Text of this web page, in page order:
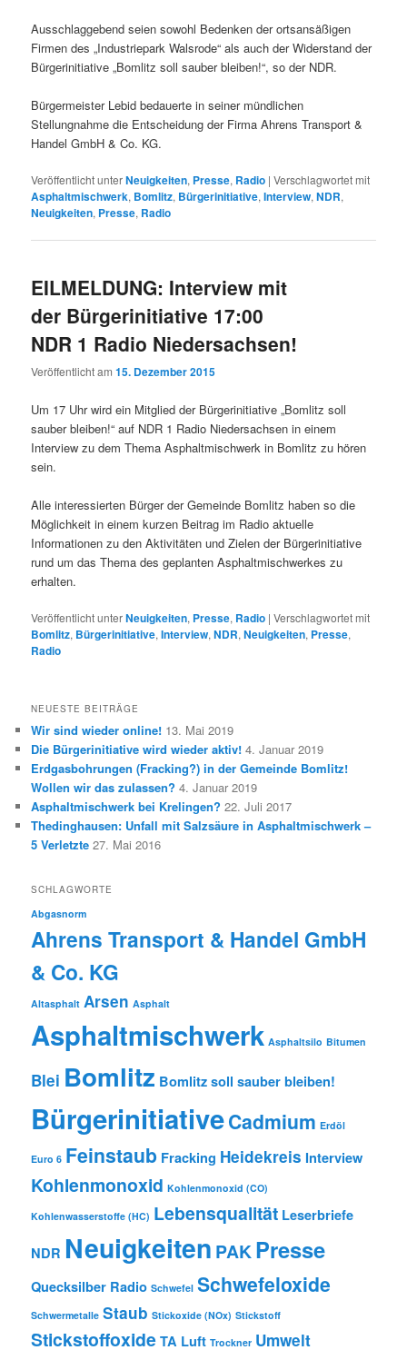
Ausschlaggebend seien sowohl Bedenken der ortsansäßigen
Firmen des „Industriepark Walsrode“ als auch der Widerstand der
Bürgerinitiative „Bomlitz soll sauber bleiben!“, so der NDR.
Bürgermeister Lebid bedauerte in seiner mündlichen
Stellungnahme die Entscheidung der FirmaAhrens Transport &
Handel GmbH & Co. KG.
Veröffentlicht unterNeuigkeiten, Presse, Radio |Verschlagwortet mit
Asphaltmischwerk, Bomlitz, Bürgerinitiative,Interview,NDR,
Neuigkeiten, Presse, Radio
EILMELDUNG: Interview mit
der Bürgerinitiative 17:00
NDR 1 Radio Niedersachsen!
Veröffentlicht am15. Dezember 2015
Um 17 Uhr wird ein Mitglied der Bürgerinitiative „Bomlitz soll
sauber bleiben!“ auf NDR 1 Radio Niedersachsen in einem
Interview zu dem Thema Asphaltmischwerk in Bomlitz zu hören
sein.
Alle interessierten Bürger der Gemeinde Bomlitz haben so die
Möglichkeit in einem kurzen Beitrag im Radio aktuelle
Informationen zu den Aktivitäten und Zielen der Bürgerinitiative
rund um das Thema des geplanten Asphaltmischwerkes zu
erhalten.
Veröffentlicht unterNeuigkeiten, Presse, Radio |Verschlagwortet mit
Bomlitz, Bürgerinitiative,Interview,NDR,Neuigkeiten, Presse,
Radio
NEUESTE BEITRÄGE
Wir sind wieder online! 13. Mai 2019
Die Bürgerinitiative wird wieder aktiv! 4. Januar 2019
Erdgasbohrungen (Fracking?) in der Gemeinde Bomlitz!
Wollen wir das zulassen? 4. Januar 2019
Asphaltmischwerk bei Krelingen? 22. Juli 2017
Thedinghausen: Unfall mit Salzsäure in Asphaltmischwerk –
5 Verletzte 27. Mai 2016
SCHLAGWORTE
Abgasnorm
Ahrens Transport & Handel GmbH
& Co. KG
Altasphalt Arsen Asphalt
Asphaltmischwerk Asphaltsilo Bitumen
Blei Bomlitz Bomlitz soll sauber bleiben!
BürgerinitiativeCadmium Erdöl
Euro 6 Feinstaub Fracking Heidekreis Interview
Kohlenmonoxid Kohlenmonoxid (CO)
Kohlenwasserstoffe (HC) Lebensqualität Leserbriefe
NDR Neuigkeiten PAKPresse
Quecksilber Radio Schwefel Schwefeloxide
Schwermetalle Staub Stickoxide (NOx) Stickstoff
Stickstoffoxide TA Luft Trockner Umwelt